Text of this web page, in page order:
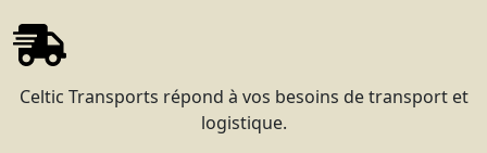
Celtic Transports répond à vos besoins de transport et
logistique.